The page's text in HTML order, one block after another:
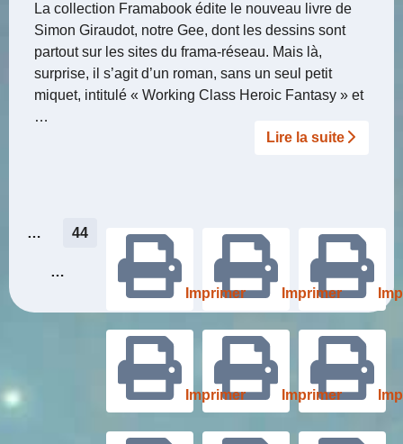
La collection Framabook édite le nouveau livre de
Simon Giraudot, notre Gee, dont les dessins sont
partout sur les sites du frama-réseau. Mais là,
surprise, il s’agit d’un roman, sans un seul petit
miquet, intitulé « Working Class Heroic Fantasy » et
…
Lire la suite­­
Pagination
des
publications
Imprimer
…
Imprimer
Imprimer
44
Imprimer
…